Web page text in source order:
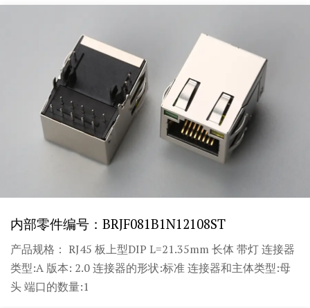
内部零件编号：BRJF081B1N12108ST
产品规格： RJ45 板上型DIP L=21.35mm 长体 带灯 连接器
类型:A 版本: 2.0 连接器的形状:标准 连接器和主体类型:母
头 端口的数量:1